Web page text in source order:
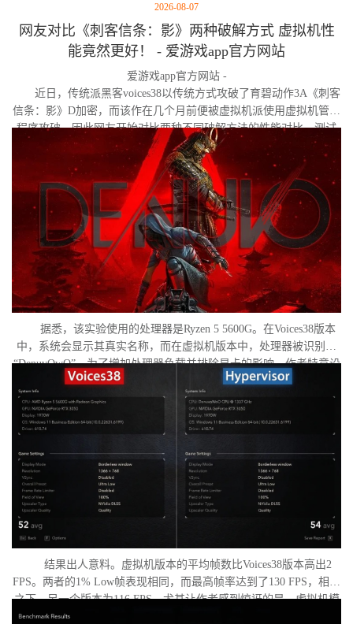
2026-08-07
网友对比《刺客信条：影》两种破解方式 虚拟机性
能竟然更好！ - 爱游戏app官方网站
爱游戏app官方网站 -
近日，传统派黑客voices38以传统方式攻破了育碧动作3A《刺客
信条：影》D加密，而该作在几个月前便被虚拟机派使用虚拟机管理
程序攻破。因此网友开始对比两种不同破解方法的性能对比。测试
作者决定验证，虚拟机管理程序是否真的会像许多玩家认为的那
样，导致明显的帧数下降。
据悉，该实验使用的处理器是Ryzen 5 5600G。在Voices38版本
中，系统会显示其真实名称，而在虚拟机版本中，处理器被识别为
“DenuvOwO”。为了增加处理器负载并排除显卡的影响，作者特意设
置了低分辨率，并将所有图形设置调至“极低”模式。两项测试均在相
同条件下进行：内存完整性和基于虚拟化的安全性（VBS）均已关
闭，并且两轮测试之间电脑甚至没有重启。
结果出人意料。虚拟机版本的平均帧数比Voices38版本高出2
FPS。两者的1% Low帧表现相同，而最高帧率达到了130 FPS，相比
之下，另一个版本为116 FPS。尤其让作者感到惊讶的是，虚拟机模
式下的优化竟如此之好。从理论上讲，额外的虚拟化层应该会给处